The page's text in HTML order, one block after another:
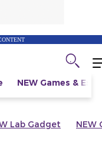
NEW Games &
Lab Gadget NEW